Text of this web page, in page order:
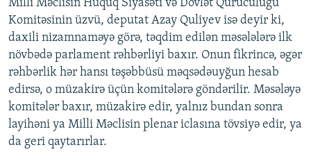
Milli Məclisin Hüquq Siyasəti və Dövlət Quruculuğu
Komitəsinin üzvü, deputat Azay Quliyev isə deyir ki,
daxili nizamnaməyə görə, təqdim edilən məsələlərə ilk
növbədə parlament rəhbərliyi baxır. Onun fikrincə, əgər
rəhbərlik hər hansı təşəbbüsü məqsədəuyğun hesab
edirsə, o müzakirə üçün komitələrə göndərilir. Məsələyə
komitələr baxır, müzakirə edir, yalnız bundan sonra
layihəni ya Milli Məclisin plenar iclasına tövsiyə edir, ya
da geri qaytarırlar.